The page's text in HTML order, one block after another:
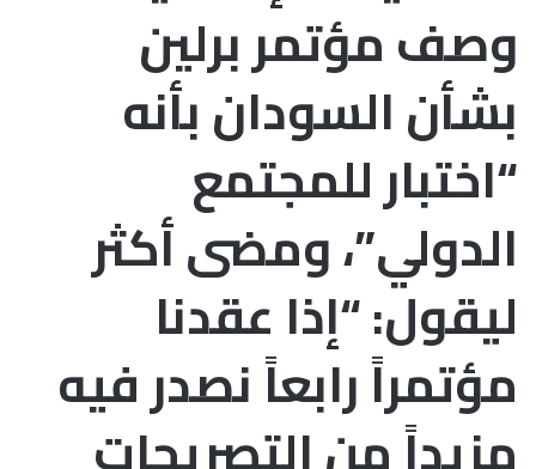
وصف مؤتمر برلين
بشأن السودان بأنه
“اختبار للمجتمع
الدولي”، ومضى أكثر
ليقول: “إذا عقدنا
مؤتمراً رابعاً نصدر فيه